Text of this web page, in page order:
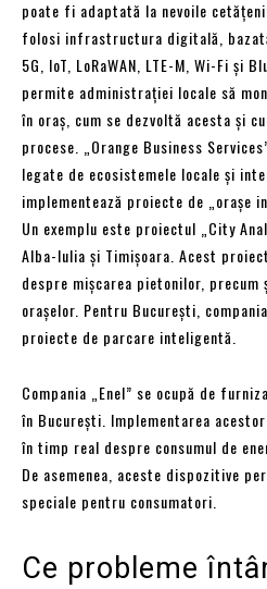
poate fi adaptată la nevoile
folosi infrastructura digitală,
5G, IoT, LoRaWAN, LTE-M, Wi-Fi și
permite administrației locale să
în oraș, cum se dezvoltă acesta și
procese. „Orange Business
legate de ecosistemele locale și
implementează proiecte de „orașe
Un exemplu este proiectul „City
Alba-Iulia și Timișoara. Acest
despre mișcarea pietonilor,
orașelor. Pentru București,
proiecte de parcare inteligentă.
Compania „Enel” se ocupă de
în București. Implementarea
în timp real despre consumul de
De asemenea, aceste dispozitive
speciale pentru consumatori.
Ce probleme